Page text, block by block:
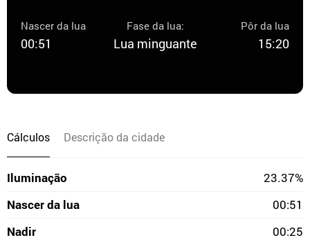
Nascer da lua
00:51
Fase da lua:
Lua minguante
Pôr da lua
15:20
Cálculos Descrição da cidade
Iluminação
23.37%
Nascer da lua
00:51
Nadir
00:25